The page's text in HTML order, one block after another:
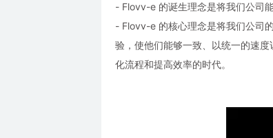
- Flovv-e 的诞生理念是将我们公司
- Flovv-e 的核心理念是将我们公司
验，使他们能够一致、以统一的速
化流程和提高效率的时代。